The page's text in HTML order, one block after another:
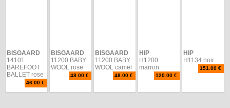
BISGAARD
14101
BAREFOOT
BALLET rose
46.00 €
BISGAARD
11200 BABY
WOOL rose
48.00 €
BISGAARD
11200 BABY
WOOL camel
48.00 €
HIP
H1200
marron
120.00 €
HIP
H1134 noir
151.00 €